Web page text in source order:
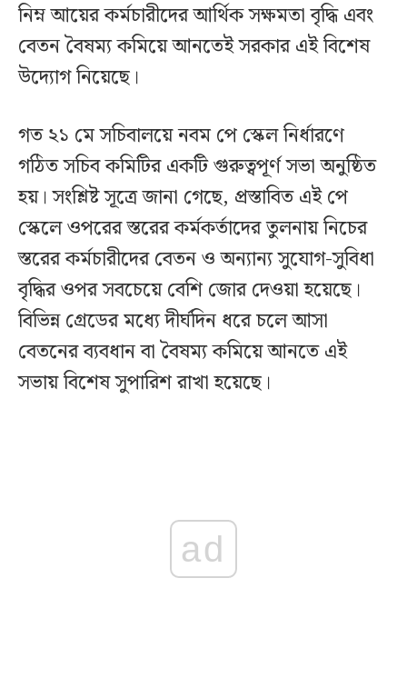
নিম্ন আয়ের কর্মচারীদের আর্থিক সক্ষমতা বৃদ্ধি এবং
বেতন বৈষম্য কমিয়ে আনতেই সরকার এই বিশেষ
উদ্যোগ নিয়েছে।
গত ২১ মে সচিবালয়ে নবম পে স্কেল নির্ধারণে
গঠিত সচিব কমিটির একটি গুরুত্বপূর্ণ সভা অনুষ্ঠিত
হয়। সংশ্লিষ্ট সূত্রে জানা গেছে, প্রস্তাবিত এই পে
স্কেলে ওপরের স্তরের কর্মকর্তাদের তুলনায় নিচের
স্তরের কর্মচারীদের বেতন ও অন্যান্য সুযোগ-সুবিধা
বৃদ্ধির ওপর সবচেয়ে বেশি জোর দেওয়া হয়েছে।
বিভিন্ন গ্রেডের মধ্যে দীর্ঘদিন ধরে চলে আসা
বেতনের ব্যবধান বা বৈষম্য কমিয়ে আনতে এই
সভায় বিশেষ সুপারিশ রাখা হয়েছে।
ad